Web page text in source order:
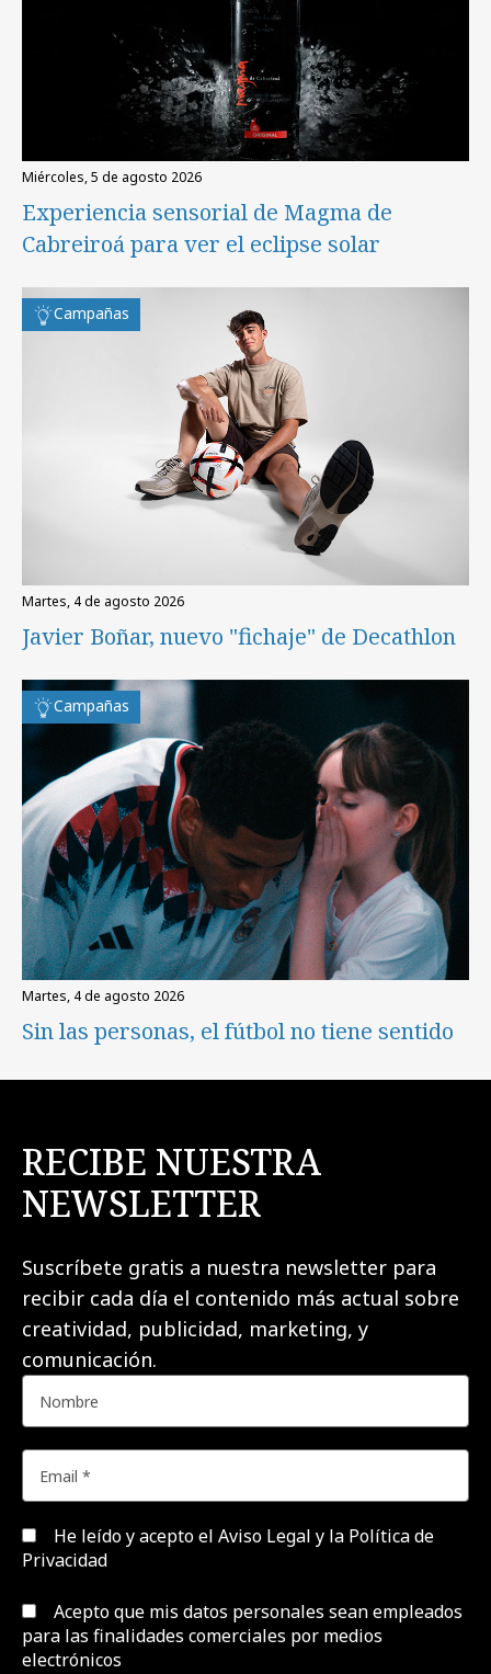
miércoles, 5 de agosto 2026
Experiencia sensorial de Magma de
Cabreiroá para ver el eclipse solar
Campañas
martes, 4 de agosto 2026
Javier Boñar, nuevo "fichaje" de Decathlon
Campañas
martes, 4 de agosto 2026
Sin las personas, el fútbol no tiene sentido
RECIBE NUESTRA
NEWSLETTER
Suscríbete gratis a nuestra newsletter para
recibir cada día el contenido más actual sobre
creatividad, publicidad, marketing, y
comunicación.
He leído y acepto el Aviso Legal y la Política de
Privacidad
Acepto que mis datos personales sean empleados
para las finalidades comerciales por medios
electrónicos